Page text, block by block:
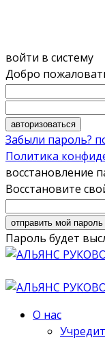
войти в систему
Добро
Забыли пароль?
Политика
восстановление
Восстановите
Пароль будет
О нас